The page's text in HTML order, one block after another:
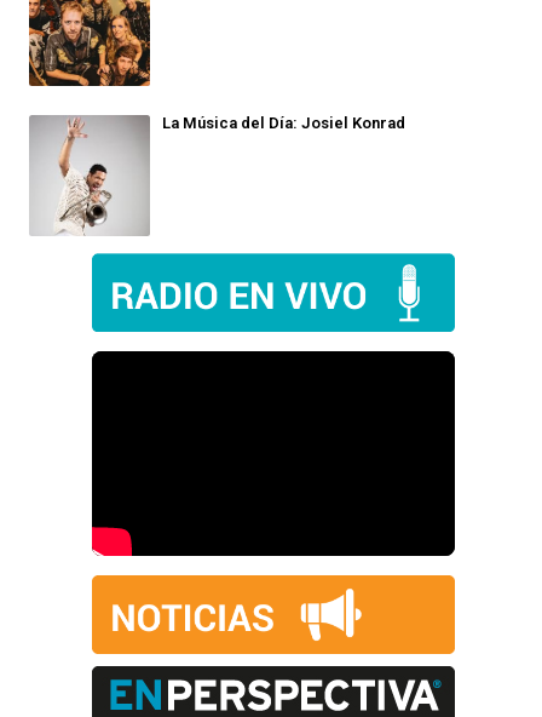
La Música del Día: Josiel Konrad